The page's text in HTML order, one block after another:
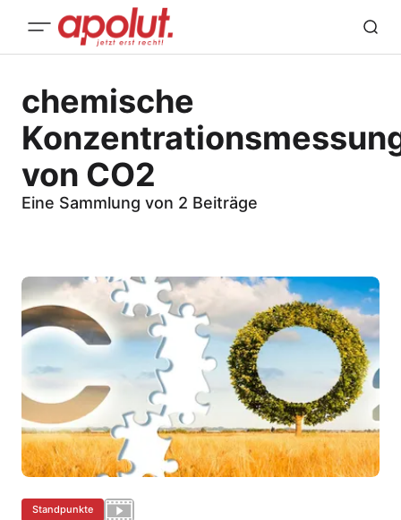
chemische
von CO2
Eine Sammlung von 2 Beiträge
Standpunkte